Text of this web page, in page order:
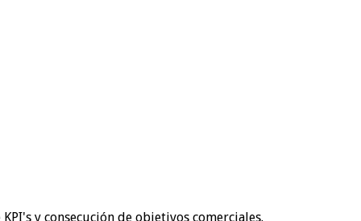
y consecución de objetivos comerciales.